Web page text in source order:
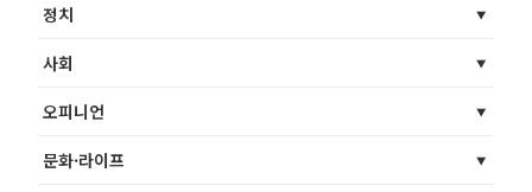
정치
사회
오피니언
문화·라이프